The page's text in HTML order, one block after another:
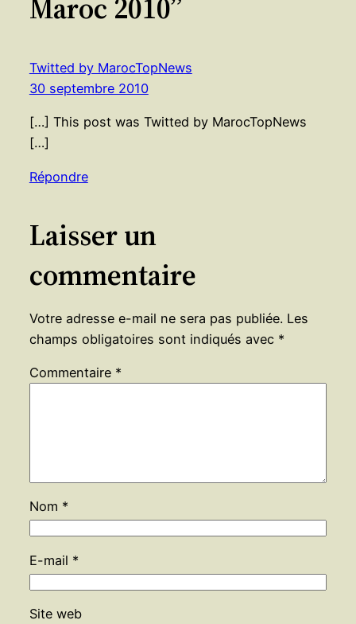
Maroc 2010”
Twitted by MarocTopNews
30 septembre 2010
[…] This post was Twitted by MarocTopNews
[…]
Répondre
Laisser un
commentaire
Votre adresse e-mail ne sera pas publiée. Les
champs obligatoires sont indiqués avec *
Commentaire *
Nom *
E-mail *
Site web